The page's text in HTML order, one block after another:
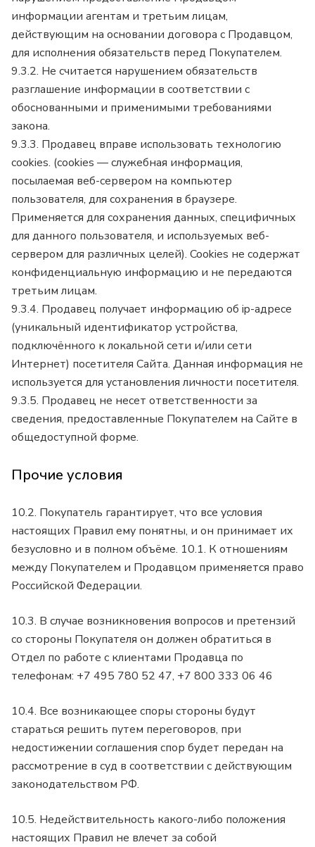
информации агентам и третьим лицам,
действующим на основании договора с Продавцом,
для исполнения обязательств перед Покупателем.
9.3.2. Не считается нарушением обязательств
разглашение информации в соответствии с
обоснованными и применимыми требованиями
закона.
9.3.3. Продавец вправе использовать технологию
cookies. (cookies — служебная информация,
посылаемая веб-сервером на компьютер
пользователя, для сохранения в браузере.
Применяется для сохранения данных, специфичных
для данного пользователя, и используемых веб-
сервером для различных целей). Cookies не содержат
конфиденциальную информацию и не передаются
третьим лицам.
9.3.4. Продавец получает информацию об ip-адресе
(уникальный идентификатор устройства,
подключённого к локальной сети и/или сети
Интернет) посетителя Сайта. Данная информация не
используется для установления личности посетителя.
9.3.5. Продавец не несет ответственности за
сведения, предоставленные Покупателем на Сайте в
общедоступной форме.
Прочие условия
10.2. Покупатель гарантирует, что все условия
настоящих Правил ему понятны, и он принимает их
безусловно и в полном объёме. 10.1. К отношениям
между Покупателем и Продавцом применяется право
Российской Федерации.
10.3. В случае возникновения вопросов и претензий
со стороны Покупателя он должен обратиться в
Отдел по работе с клиентами Продавца по
телефонам: +7 495 780 52 47, +7 800 333 06 46
10.4. Все возникающее споры стороны будут
стараться решить путем переговоров, при
недостижении соглашения спор будет передан на
рассмотрение в суд в соответствии с действующим
законодательством РФ.
10.5. Недействительность какого-либо положения
настоящих Правил не влечет за собой